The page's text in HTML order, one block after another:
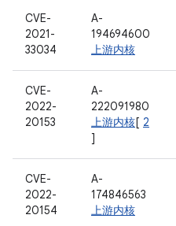
CVE-
2021-
33034
A-
194694600
上游内核
CVE-
2022-
20153
A-
222091980
上游内核[ 2
]
CVE-
2022-
20154
A-
174846563
上游内核